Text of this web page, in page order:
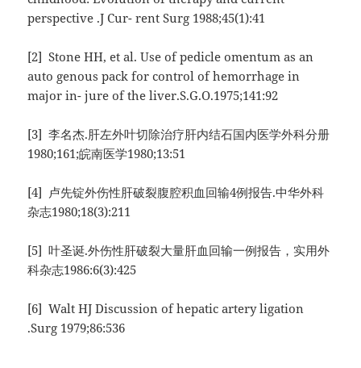
perspective .J Cur- rent Surg 1988;45(1):41
[2] Stone HH, et al. Use of pedicle omentum as an
auto genous pack for control of hemorrhage in
major in- jure of the liver.S.G.O.1975;141:92
[3] 李名杰.肝左外叶切除治疗肝内结石国内医学外科分册
1980;161;皖南医学1980;13:51
[4] 卢先锭外伤性肝破裂腹腔积血回输4例报告.中华外科
杂志1980;18(3):211
[5] 叶圣诞.外伤性肝破裂大量肝血回输一例报告，实用外
科杂志1986:6(3):425
[6] Walt HJ Discussion of hepatic artery ligation
.Surg 1979;86:536